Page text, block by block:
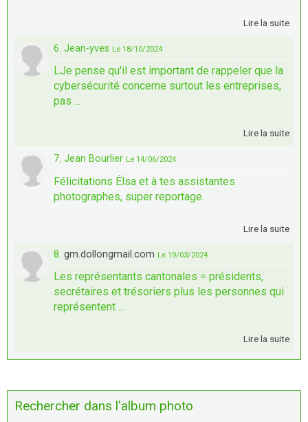
Lire la suite
6. Jean-yves Le 18/10/2024
LJe pense qu'il est important de rappeler que la
cybersécurité concerne surtout les entreprises,
pas ...
Lire la suite
7. Jean Bourlier Le 14/06/2024
Félicitations Élsa et à tes assistantes
photographes, super reportage.
Lire la suite
8. gm.dollongmail.com Le 19/03/2024
Les représentants cantonales = présidents,
secrétaires et trésoriers plus les personnes qui
représentent ...
Lire la suite
Rechercher dans l'album photo